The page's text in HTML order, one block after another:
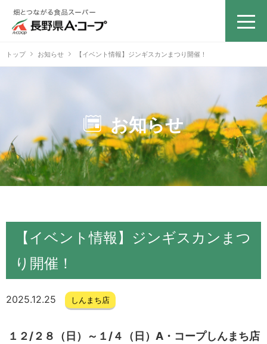
トップ お知らせ 【イベント情報】ジンギスカンまつり開催！
お知らせ
【イベント情報】ジンギスカンまつ
り開催！
2025.12.25 しんまち店
１２/２８（日）～１/４（日） A・コープしんまち店